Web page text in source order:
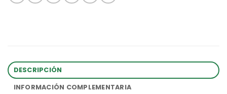
DESCRIPCIÓN
INFORMACIÓN COMPLEMENTARIA